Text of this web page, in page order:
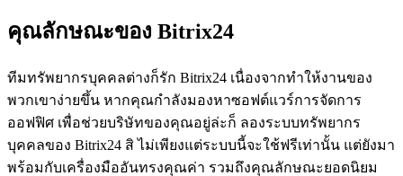
คุณลักษณะของ Bitrix24
ทีมทรัพยากรบุคคลต่างก็รัก Bitrix24 เนื่องจากทำให้งานของ
พวกเขาง่ายขึ้น หากคุณกำลังมองหาซอฟต์แวร์การจัดการ
ออฟฟิศ เพื่อช่วยบริษัทของคุณอยู่ล่ะก็ ลองระบบทรัพยากร
บุคคลของ Bitrix24 สิ ไม่เพียงแต่ระบบนี้จะใช้ฟรีเท่านั้น แต่ยังมา
พร้อมกับเครื่องมืออันทรงคุณค่า รวมถึงคุณลักษณะยอดนิยม